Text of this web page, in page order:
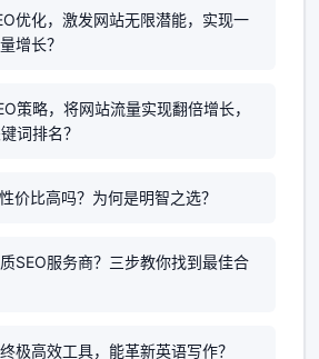
优化，激发网站无限潜能，实现一
增长？
策略，将网站流量实现翻倍增长，
词排名？
价比高吗？为何是明智之选？
SEO服务商？三步教你找到最佳合
极高效工具，能革新英语写作？